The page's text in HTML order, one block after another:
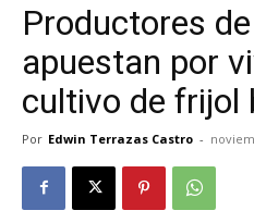
Productores
apuestan por
cultivo de frijol
Por Edwin Terrazas Castro -